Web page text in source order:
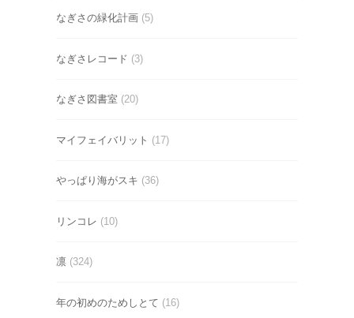
なぎさの緑化計画 (5)
なぎさレコード (3)
なぎさ図書室 (20)
マイフェイバリット (17)
やっぱり海がスキ (36)
リンコレ (10)
凛 (324)
年の初めのためしとて (16)